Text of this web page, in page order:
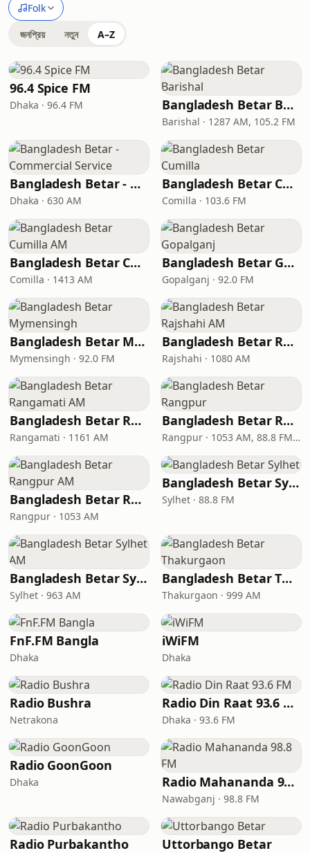
Folk
জনপ্রিয় নতুন A–Z
96.4 Spice FM
Dhaka · 96.4 FM Bangladesh Betar Barishal
Barishal · 1287 AM, 105.2 FM
Bangladesh Betar - Commercial Service
Dhaka · 630 AM
Bangladesh Betar Cumilla
Comilla · 103.6 FM
Bangladesh Betar Cumilla AM
Comilla · 1413 AM
Bangladesh Betar Gopalganj
Gopalganj · 92.0 FM
Bangladesh Betar Mymensingh
Mymensingh · 92.0 FM
Bangladesh Betar Rajshahi AM
Rajshahi · 1080 AM
Bangladesh Betar Rangamati AM
Rangamati · 1161 AM
Bangladesh Betar Rangpur
Rangpur · 1053 AM, 88.8 FM, 105.6 FM
Bangladesh Betar Rangpur AM
Rangpur · 1053 AM
Bangladesh Betar Sylhet
Sylhet · 88.8 FM
Bangladesh Betar Sylhet AM
Sylhet · 963 AM
Bangladesh Betar Thakurgaon
Thakurgaon · 999 AM
FnF.FM Bangla
Dhaka
iWiFM
Dhaka
Radio Bushra
Netrakona
Radio Din Raat 93.6 FM
Dhaka · 93.6 FM
Radio GoonGoon
Dhaka Radio Mahananda 98.8 FM
Nawabganj · 98.8 FM
Radio Purbakantho Uttorbango Betar